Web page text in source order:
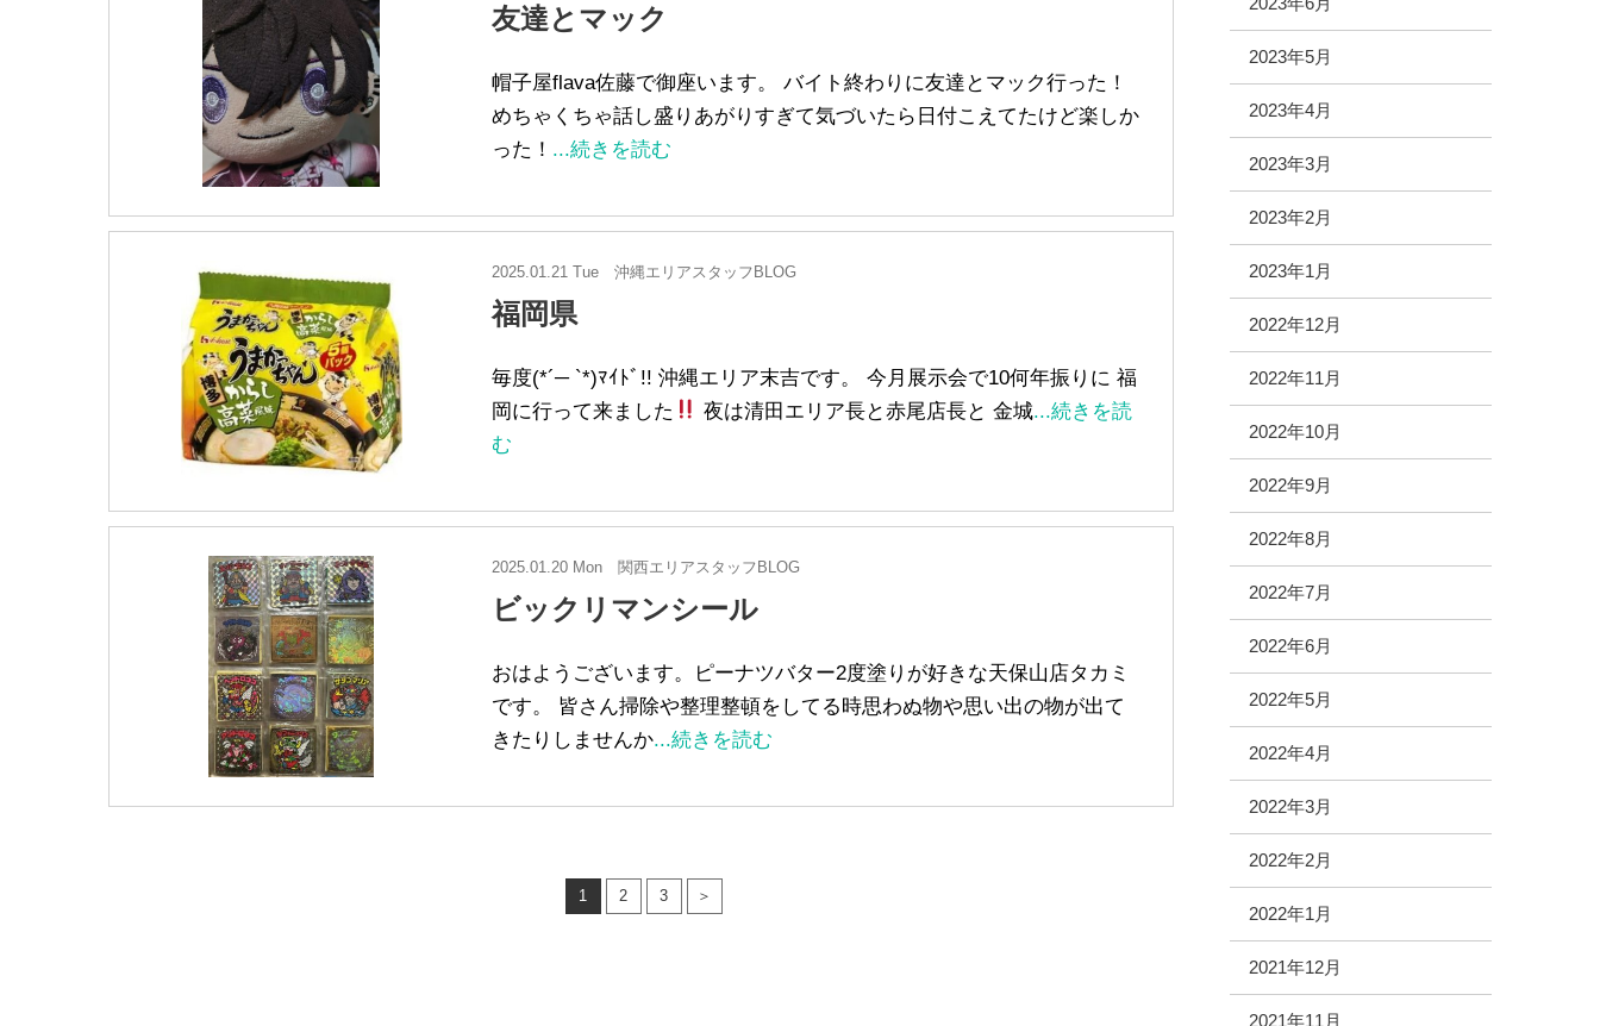
友達とマック
帽子屋flava佐藤で御座います。 バイト終わりに友達とマック行った！
めちゃくちゃ話し盛りあがりすぎて気づいたら日付こえてたけど楽しか
った！ ...続きを読む
2025.01.21 Tue 沖縄エリアスタッフBLOG
福岡県
毎度(*´─ `*)ﾏｲﾄﾞ!! 沖縄エリア末吉です。 今月展示会で10何年振りに 福
岡に行って来ました
夜は清田エリア長と赤尾店長と 金城...続きを読
む
2025.01.20 Mon 関西エリアスタッフBLOG
ビックリマンシール
おはようございます。ピーナツバター2度塗りが好きな天保山店タカミ
です。 皆さん掃除や整理整頓をしてる時思わぬ物や思い出の物が出て
きたりしませんか...続きを読む
1 2 3 ＞
2023年5月
2023年4月
2023年3月
2023年2月
2023年1月
2022年12月
2022年11月
2022年10月
2022年9月
2022年8月
2022年7月
2022年6月
2022年5月
2022年4月
2022年3月
2022年2月
2022年1月
2021年12月
2021年11月